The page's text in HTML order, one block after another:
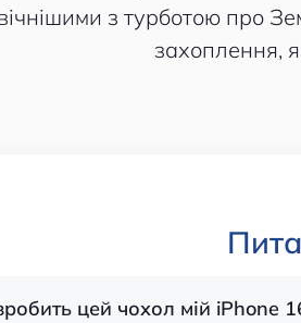
з турботою
захоплення,
цей чохол мій iPhone